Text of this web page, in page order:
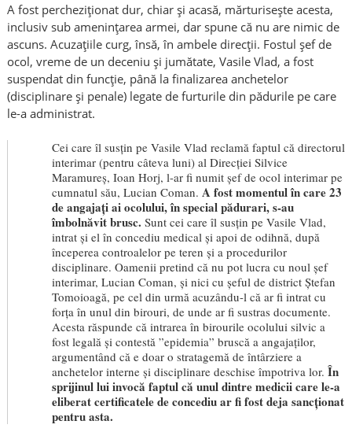
A fost percheziționat dur, chiar și acasă, mărturisește acesta,
inclusiv sub amenințarea armei, dar spune că nu are nimic de
ascuns. Acuzațiile curg, însă, în ambele direcții. Fostul șef de
ocol, vreme de un deceniu și jumătate, Vasile Vlad, a fost
suspendat din funcție, până la finalizarea anchetelor
(disciplinare și penale) legate de furturile din pădurile pe care
le-a administrat.
Cei care îl susțin pe Vasile Vlad reclamă faptul că directorul
interimar (pentru câteva luni) al Direcției Silvice
Maramureș, Ioan Horj, l-ar fi numit șef de ocol interimar pe
cumnatul său, Lucian Coman. A fost momentul în care 23
de angajați ai ocolului, în special pădurari, s-au
îmbolnăvit brusc. Sunt cei care îl susțin pe Vasile Vlad,
intrat și el în concediu medical și apoi de odihnă, după
începerea controalelor pe teren și a procedurilor
disciplinare. Oamenii pretind că nu pot lucra cu noul șef
interimar, Lucian Coman, și nici cu șeful de district Ștefan
Tomoioagă, pe cel din urmă acuzându-l că ar fi intrat cu
forța în unul din birouri, de unde ar fi sustras documente.
Acesta răspunde că intrarea în birourile ocolului silvic a
fost legală și contestă ”epidemia” bruscă a angajaților,
argumentând că e doar o stratagemă de întârziere a
anchetelor interne și disciplinare deschise împotriva lor.În
sprijinul lui invocă faptul că unul dintre medicii care le-a
eliberat certificatele de concediu ar fi fost deja sancționat
pentru asta.